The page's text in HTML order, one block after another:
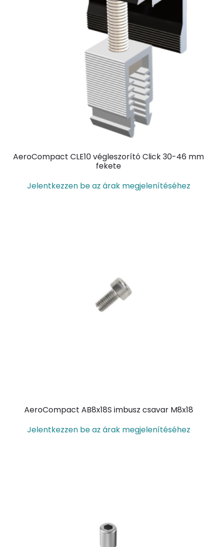
AeroCompact CLE10 végleszorító Click 30-46 mm
fekete
Jelentkezzen be az árak megjelenítéséhez
AeroCompact AB8x18S imbusz csavar M8x18
Jelentkezzen be az árak megjelenítéséhez